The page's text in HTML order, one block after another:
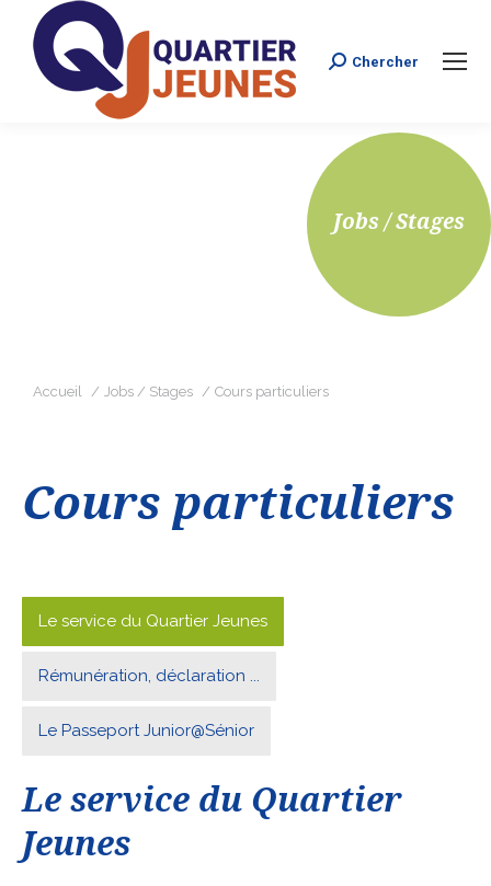
Search:
Chercher
Jobs / Stages
Vous êtes ici :
Accueil Jobs / Stages Cours particuliers
Cours particuliers
Le service du Quartier Jeunes
Rémunération, déclaration ...
Le Passeport Junior@Sénior
Le service du Quartier
Jeunes